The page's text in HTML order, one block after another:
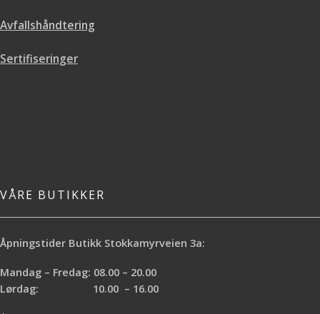
Avfallshåndtering
Sertifiseringer
VÅRE BUTIKKER
Åpningstider Butikk Stokkamyrveien 3a:
Mandag – Fredag: 08.00 – 20.00
Lørdag: 10.00 – 16.00